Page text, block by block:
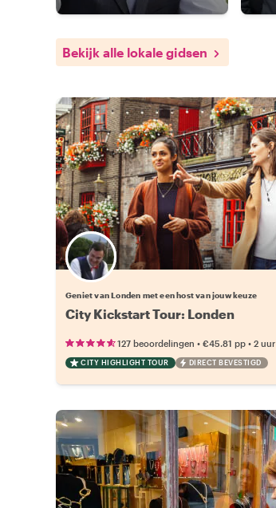
Bekijk alle lokale gidsen
Kies jouw favoriete local
Geniet van Londen met een host van jouw keuze
City Kickstart Tour: Londen
127 beoordelingen • €45.81 pp • 2 uur
CITY HIGHLIGHT TOUR DIRECT BEVESTIGD